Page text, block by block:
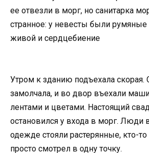
Утром к зданию подъехала скорая.
замолчала, и во двор въехали
лентами и цветами. Настоящий
остановился у входа в морг. Люди
одежде стояли растерянные, кто-то
просто смотрел в одну точку.